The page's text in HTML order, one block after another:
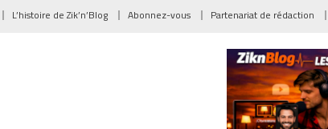
L’histoire de Zik’n’Blog Abonnez-vous Partenariat de rédaction